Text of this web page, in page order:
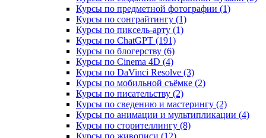
Курсы по предметной фотографии (1)
Курсы по сонграйтингу (1)
Курсы по пиксель-арту (1)
Курсы по ChatGPT (191)
Курсы по блогерству (6)
Курсы по Cinema 4D (4)
Курсы по DaVinci Resolve (3)
Курсы по мобильной съёмке (2)
Курсы по писательству (2)
Курсы по сведению и мастерингу (2)
Курсы по анимации и мультипликации (4)
Курсы по сторителлингу (8)